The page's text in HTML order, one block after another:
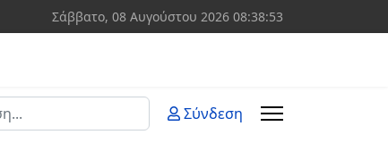
Σάββατο, 08 Αυγούστου 2026 08:38:53
Σύνδεση